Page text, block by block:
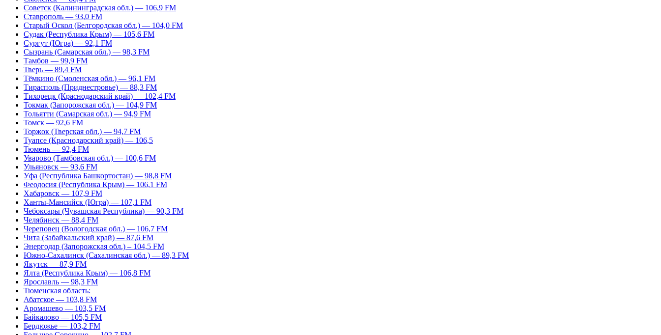
Советск (Калининградская обл.) — 106,9 FM
Ставрополь — 93,0 FM
Старый Оскол (Белгородская обл.) — 104,0 FM
Судак (Республика Крым) — 105,6 FM
Сургут (Югра) — 92,1 FM
Сызрань (Самарская обл.) — 98,3 FM
Тамбов — 99,9 FM
Тверь — 89,4 FM
Тёмкино (Смоленская обл.) — 96,1 FM
Тирасполь (Приднестровье) — 88,3 FM
Тихорецк (Краснодарский край) — 102,4 FM
Токмак (Запорожская обл.) — 104,9 FM
Тольятти (Самарская обл.) — 94,9 FM
Томск — 92,6 FM
Торжок (Тверская обл.) — 94,7 FM
Туапсе (Краснодарский край) — 106,5
Тюмень — 92,4 FM
Уварово (Тамбовская обл.) — 100,6 FM
Ульяновск — 93,6 FM
Уфа (Республика Башкортостан) — 98,8 FM
Феодосия (Республика Крым) — 106,1 FM
Хабаровск — 107,9 FM
Ханты-Мансийск (Югра) — 107,1 FM
Чебоксары (Чувашская Республика) — 90,3 FM
Челябинск — 88,4 FM
Череповец (Вологодская обл.) — 106,7 FM
Чита (Забайкальский край) — 87,6 FM
Энергодар (Запорожская обл.) – 104,5 FM
Южно-Сахалинск (Сахалинская обл.) — 89,3 FM
Якутск — 87,9 FM
Ялта (Республика Крым) — 106,8 FM
Ярославль — 98,3 FM
Тюменская область:
Абатское — 103,8 FM
Аромашево — 103,5 FM
Байкалово — 105,5 FM
Бердюжье — 103,2 FM